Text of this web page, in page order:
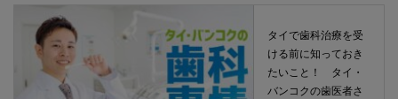
タイで歯科治療を受
ける前に知っておき
たいこと！ タイ・
バンコクの歯医者さ